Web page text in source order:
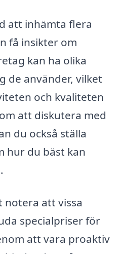
att inhämta flera
få insikter om
kan ha olika
de använder, vilket
och kvaliteten
att diskutera med
du också ställa
hur du bäst kan
notera att vissa
specialpriser för
att vara proaktiv